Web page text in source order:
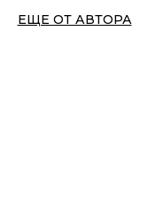
ЕЩЕ ОТ АВТОРА